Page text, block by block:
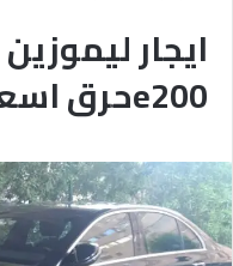
ايجار
e200حرق اسعار 01119940101